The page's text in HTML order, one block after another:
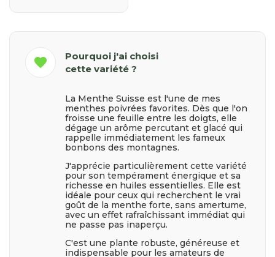
favorite
Pourquoi j'ai choisi
cette variété ?
La Menthe Suisse est l'une de mes
menthes poivrées favorites. Dès que l'on
froisse une feuille entre les doigts, elle
dégage un arôme percutant et glacé qui
rappelle immédiatement les fameux
bonbons des montagnes.
J'apprécie particulièrement cette variété
pour son tempérament énergique et sa
richesse en huiles essentielles. Elle est
idéale pour ceux qui recherchent le vrai
goût de la menthe forte, sans amertume,
avec un effet rafraîchissant immédiat qui
ne passe pas inaperçu.
C'est une plante robuste, généreuse et
indispensable pour les amateurs de